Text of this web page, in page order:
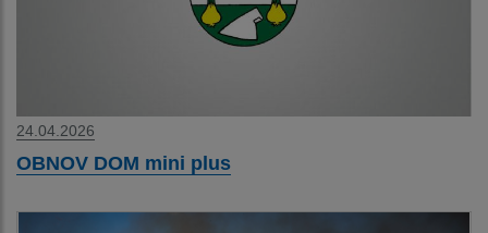
24.04.2026
OBNOV DOM mini plus